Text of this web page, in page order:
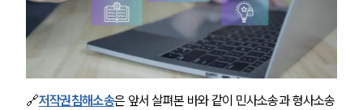
🔗저작권침해소송은 앞서 살펴본 바와 같이 민사소송과 형사소송